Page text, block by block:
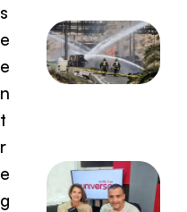
s
e
e
n
t
r
e
g